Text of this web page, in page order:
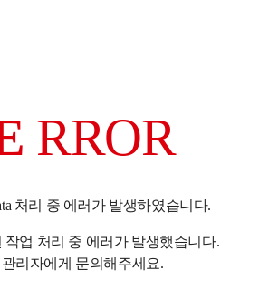
RROR
처리 중 에러가 발생하였습니다.
작업 처리 중 에러가 발생했습니다.
관리자에게 문의해주세요.